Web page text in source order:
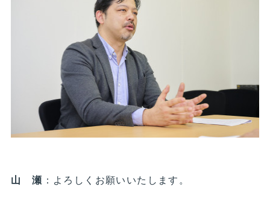
山 瀬 ：よろしくお願いいたします。